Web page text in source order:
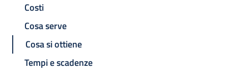
Costi
Cosa serve
Cosa si ottiene
Tempi e scadenze